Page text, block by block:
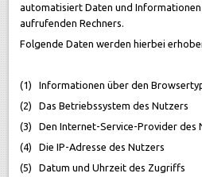
automatisiert Daten und
aufrufenden Rechners.
Folgende Daten werden hierbei
(1) Informationen über den
(2) Das Betriebssystem des Nutzers
(3) Den Internet-Service-Provider des
(4) Die IP-Adresse des Nutzers
(5) Datum und Uhrzeit des Zugriffs